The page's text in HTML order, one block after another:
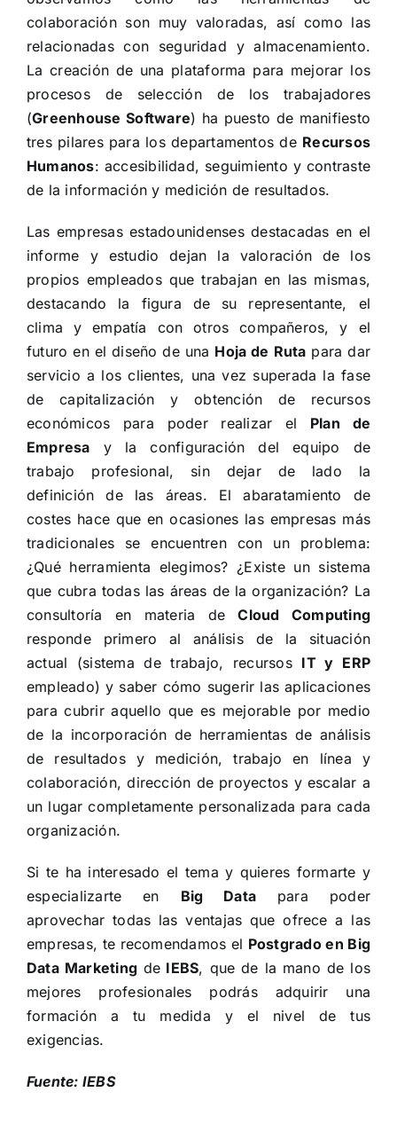
colaboración son muy valoradas, así como las
relacionadas con seguridad y almacenamiento.
La creación de una plataforma para mejorar los
procesos de selección de los trabajadores
(Greenhouse Software) ha puesto de manifiesto
tres pilares para los departamentos de Recursos
Humanos: accesibilidad, seguimiento y contraste
de la información y medición de resultados.
Las empresas estadounidenses destacadas en el
informe y estudio dejan la valoración de los
propios empleados que trabajan en las mismas,
destacando la figura de su representante, el
clima y empatía con otros compañeros, y el
futuro en el diseño de una Hoja de Ruta para dar
servicio a los clientes, una vez superada la fase
de capitalización y obtención de recursos
económicos para poder realizar el Plan de
Empresa y la configuración del equipo de
trabajo profesional, sin dejar de lado la
definición de las áreas. El abaratamiento de
costes hace que en ocasiones las empresas más
tradicionales se encuentren con un problema:
¿Qué herramienta elegimos? ¿Existe un sistema
que cubra todas las áreas de la organización? La
consultoría en materia deCloud Computing
responde primero al análisis de la situación
actual (sistema de trabajo, recursos IT y ERP
empleado) y saber cómo sugerir las aplicaciones
para cubrir aquello que es mejorable por medio
de la incorporación de herramientas de análisis
de resultados y medición, trabajo en línea y
colaboración, dirección de proyectos y escalar a
un lugar completamente personalizada para cada
organización.
Si te ha interesado el tema y quieres formarte y
especializarte en Big Data para poder
aprovechar todas las ventajas que ofrece a las
empresas, te recomendamos el Postgrado en Big
Data Marketing de IEBS, que de la mano de los
mejores profesionales podrás adquirir una
formación a tu medida y el nivel de tus
exigencias.
Fuente: IEBS